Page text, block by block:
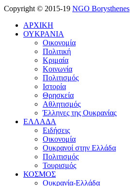
Copyright © 2015-19 NGO Borysthenes
ΑΡΧΙΚΗ
ΟΥΚΡΑΝΙΑ
Οικονομία
Πολιτική
Κριμαία
Κοινωνία
Πολιτισμός
Ιστορία
Θρησκεία
Αθλητισμός
Έλληνες της Ουκρανίας
ΕΛΛΑΔΑ
Ειδήσεις
Οικονομία
Ουκρανοί στην Ελλάδα
Πολιτισμός
Τουρισμός
ΚΟΣΜΟΣ
Ουκρανία-Ελλάδα